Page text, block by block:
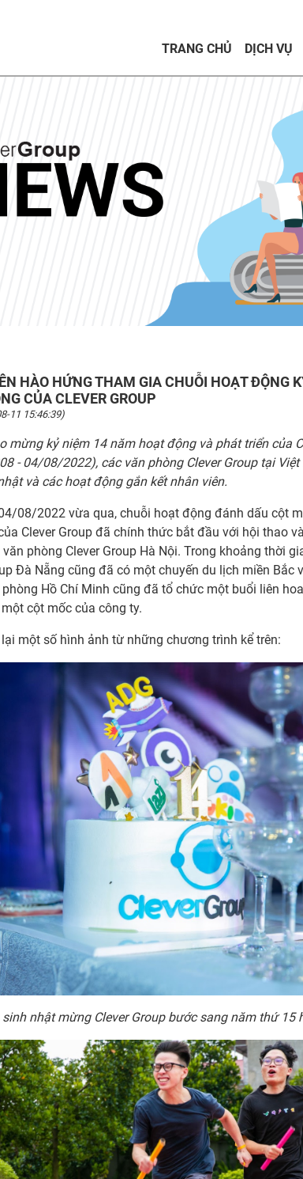
TRANG CHỦ DỊCH VỤ
HÀO HỨNG THAM GIA CHUỖI HOẠT ĐỘNG
CỦA CLEVER GROUP
11 15:46:39)
mừng kỷ niệm 14 năm hoạt động và phát triển của
- 04/08/2022), các văn phòng Clever Group tại
và các hoạt động gắn kết nhân viên.
08/2022 vừa qua, chuỗi hoạt động đánh dấu cột
Clever Group đã chính thức bắt đầu với hội thao
phòng Clever Group Hà Nội. Trong khoảng thời
Đà Nẵng cũng đã có một chuyến du lịch miền Bắc
phòng Hồ Chí Minh cũng đã tổ chức một buổi liên
cột mốc của công ty.
một số hình ảnh từ những chương trình kể trên:
sinh nhật mừng Clever Group bước sang năm thứ 15